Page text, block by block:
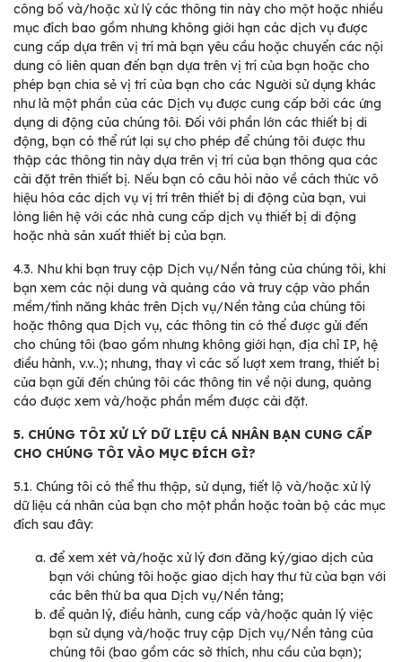
công bố và/hoặc xử lý các thông tin này cho một hoặc nhiều
mục đích bao gồm nhưng không giới hạn các dịch vụ được
cung cấp dựa trên vị trí mà bạn yêu cầu hoặc chuyển các nội
dung có liên quan đến bạn dựa trên vị trí của bạn hoặc cho
phép bạn chia sẻ vị trí của bạn cho các Người sử dụng khác
như là một phần của các Dịch vụ được cung cấp bởi các ứng
dụng di động của chúng tôi. Đối với phần lớn các thiết bị di
động, bạn có thể rút lại sự cho phép để chúng tôi được thu
thập các thông tin này dựa trên vị trí của bạn thông qua các
cài đặt trên thiết bị. Nếu bạn có câu hỏi nào về cách thức vô
hiệu hóa các dịch vụ vị trí trên thiết bị di động của bạn, vui
lòng liên hệ với các nhà cung cấp dịch vụ thiết bị di động
hoặc nhà sản xuất thiết bị của bạn.
4.3. Như khi bạn truy cập Dịch vụ/Nền tảng của chúng tôi, khi
bạn xem các nội dung và quảng cáo và truy cập vào phần
mềm/tính năng khác trên Dịch vụ/Nền tảng của chúng tôi
hoặc thông qua Dịch vụ, các thông tin có thể được gửi đến
cho chúng tôi (bao gồm nhưng không giới hạn, địa chỉ IP, hệ
điều hành, v.v..); nhưng, thay vì các số lượt xem trang, thiết bị
của bạn gửi đến chúng tôi các thông tin về nội dung, quảng
cáo được xem và/hoặc phần mềm được cài đặt.
5. CHÚNG TÔI XỬ LÝ DỮ LIỆU CÁ NHÂN BẠN CUNG CẤP
CHO CHÚNG TÔI VÀO MỤC ĐÍCH GÌ?
5.1. Chúng tôi có thể thu thập, sử dụng, tiết lộ và/hoặc xử lý
dữ liệu cá nhân của bạn cho một phần hoặc toàn bộ các mục
đích sau đây:
để xem xét và/hoặc xử lý đơn đăng ký/giao dịch của
bạn với chúng tôi hoặc giao dịch hay thư từ của bạn với
các bên thứ ba qua Dịch vụ/Nền tảng;
để quản lý, điều hành, cung cấp và/hoặc quản lý việc
bạn sử dụng và/hoặc truy cập Dịch vụ/Nền tảng của
chúng tôi (bao gồm các sở thích, nhu cầu của bạn);